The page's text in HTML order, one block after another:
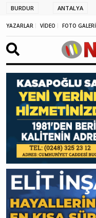
BURDUR ANTALYA
YAZARLAR VİDEO FOTO GALERİ